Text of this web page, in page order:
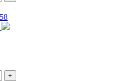
+